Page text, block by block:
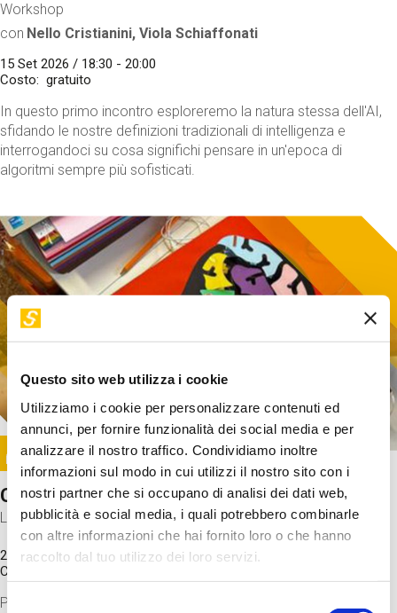
Questo sito web utilizza i cookie
Utilizziamo i cookie per personalizzare contenuti ed
annunci, per fornire funzionalità dei social media e per
analizzare il nostro traffico. Condividiamo inoltre
informazioni sul modo in cui utilizzi il nostro sito con i
nostri partner che si occupano di analisi dei dati web,
pubblicità e social media, i quali potrebbero combinarle
con altre informazioni che hai fornito loro o che hanno
raccolto dal tuo utilizzo dei loro servizi.
Selezione
Workshop
con Nello Cristianini, Viola Schiaffonati
15 Set 2026 / 18:30 - 20:00
Costo
gratuito
In questo primo incontro esploreremo la natura stessa dell'AI,
sfidando le nostre definizioni tradizionali di intelligenza e
interrogandoci su cosa significhi pensare in un'epoca di
algoritmi sempre più sofisticati.
Image
SUNDAY@STEP
Come funziona il cervello?
Laboratorio
20 Set 2026 / 11:15 - 13:00
Costo
Proveremo a costruire un cervello in cartoncino cercando di